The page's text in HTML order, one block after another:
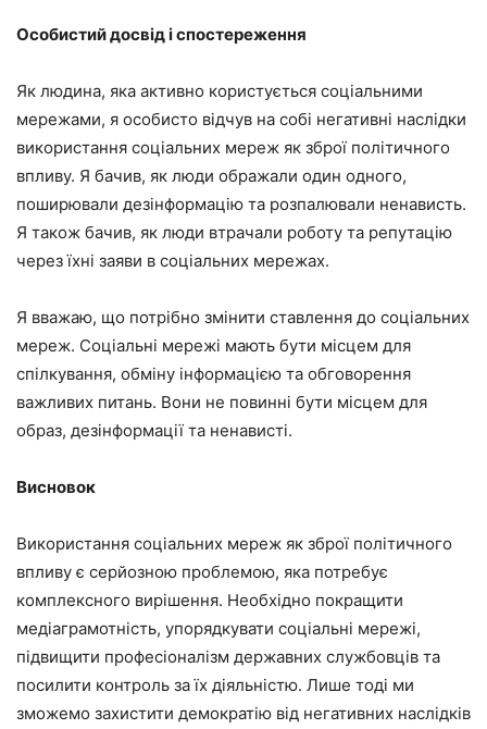
Особистий досвід і спостереження
Як людина, яка активно користується соціальними
мережами, я особисто відчув на собі негативні наслідки
використання соціальних мереж як зброї політичного
впливу. Я бачив, як люди ображали один одного,
поширювали дезінформацію та розпалювали ненависть.
Я також бачив, як люди втрачали роботу та репутацію
через їхні заяви в соціальних мережах.
Я вважаю, що потрібно змінити ставлення до соціальних
мереж. Соціальні мережі мають бути місцем для
спілкування, обміну інформацією та обговорення
важливих питань. Вони не повинні бути місцем для
образ, дезінформації та ненависті.
Висновок
Використання соціальних мереж як зброї політичного
впливу є серйозною проблемою, яка потребує
комплексного вирішення. Необхідно покращити
медіаграмотність, упорядкувати соціальні мережі,
підвищити професіоналізм державних службовців та
посилити контроль за їх діяльністю. Лише тоді ми
зможемо захистити демократію від негативних наслідків